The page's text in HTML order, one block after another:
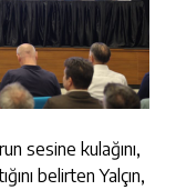
sesine kulağını,
belirten Yalçın,